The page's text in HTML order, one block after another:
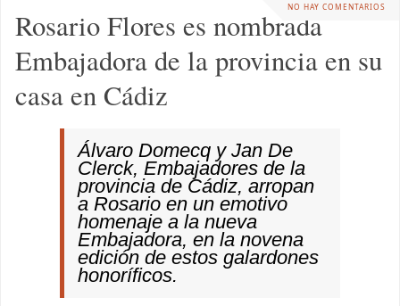
NO HAY COMENTARIOS
Rosario Flores es nombrada
Embajadora de la provincia en su
casa en Cádiz
Álvaro Domecq y Jan De
Clerck, Embajadores de la
provincia de Cádiz, arropan
a Rosario en un emotivo
homenaje a la nueva
Embajadora, en la novena
edición de estos galardones
honoríficos.